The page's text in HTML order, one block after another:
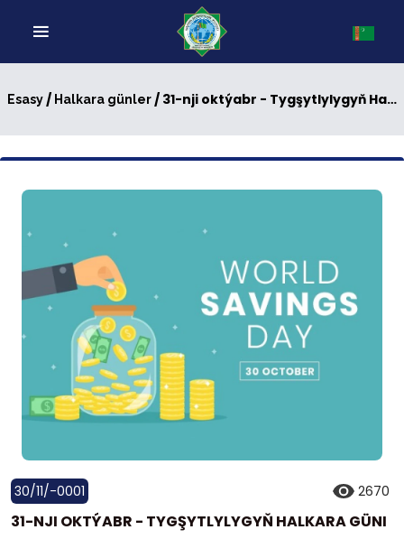
Esasy/ Halkara günler/ 31-nji oktýabr - Tygşytlylygyň Halkara güni
30/11/-0001 2670
31-NJI OKTÝABR - TYGŞYTLYLYGYŇ HALKARA GÜNI